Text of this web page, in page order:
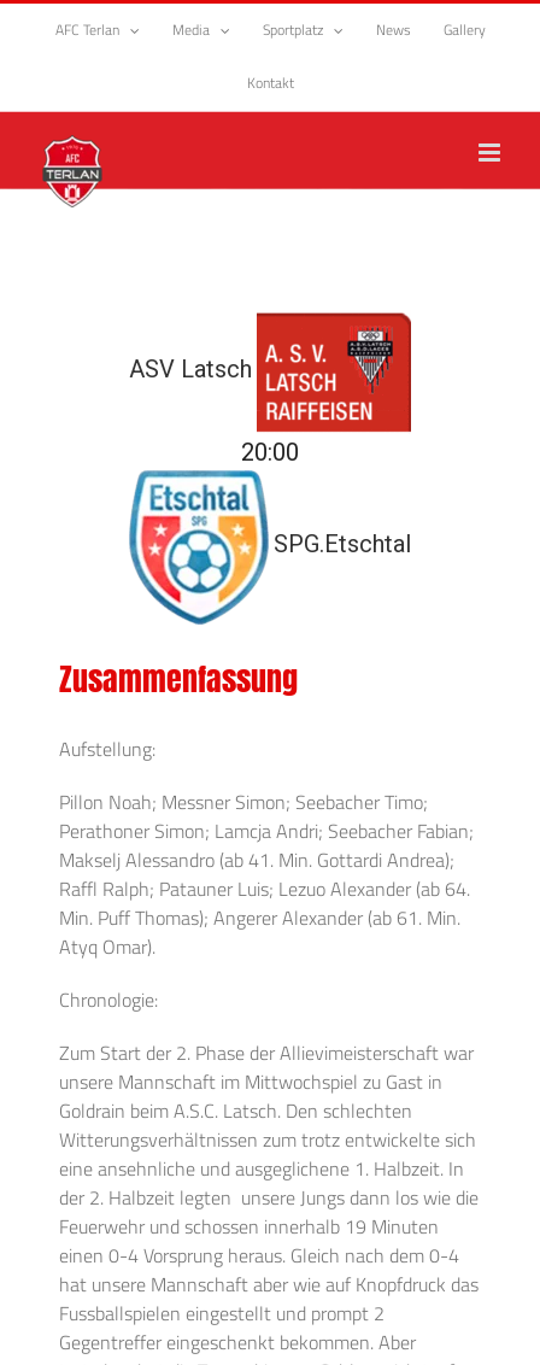
Zum
AFC Terlan Media Sportplatz News Gallery
Kontakt
ASV Latsch
20:00
SPG.Etschtal
Zusammenfassung
Aufstellung:
Pillon Noah; Messner Simon; Seebacher Timo;
Perathoner Simon; Lamcja Andri; Seebacher Fabian;
Makselj Alessandro (ab 41. Min. Gottardi Andrea);
Raffl Ralph; Patauner Luis; Lezuo Alexander (ab 64.
Min. Puff Thomas); Angerer Alexander (ab 61. Min.
Atyq Omar).
Chronologie:
Zum Start der 2. Phase der Allievimeisterschaft war
unsere Mannschaft im Mittwochspiel zu Gast in
Goldrain beim A.S.C. Latsch. Den schlechten
Witterungsverhältnissen zum trotz entwickelte sich
eine ansehnliche und ausgeglichene 1. Halbzeit. In
der 2. Halbzeit legten unsere Jungs dann los wie die
Feuerwehr und schossen innerhalb 19 Minuten
einen 0-4 Vorsprung heraus. Gleich nach dem 0-4
hat unsere Mannschaft aber wie auf Knopfdruck das
Fussballspielen eingestellt und prompt 2
Gegentreffer eingeschenkt bekommen. Aber